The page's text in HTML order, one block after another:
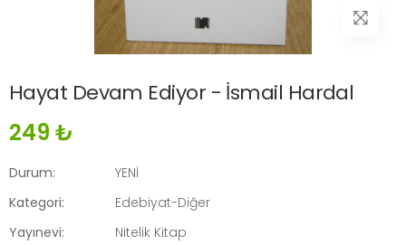
Hayat Devam Ediyor - İsmail Hardal
249 ₺
Durum:
YENİ
Kategori:
Edebiyat-Diğer
Yayınevi:
Nitelik Kitap